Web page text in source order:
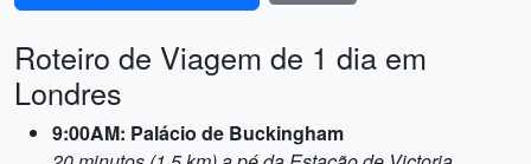
Roteiro de Viagem de 1 dia em
Londres
9:00AM: Palácio de Buckingham